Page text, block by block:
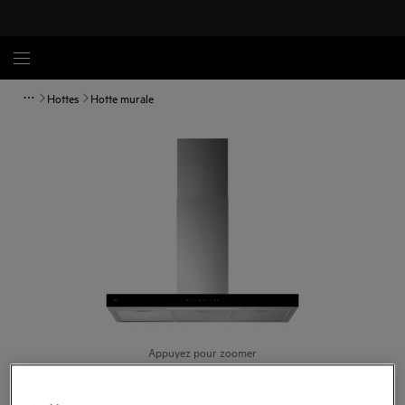
Hottes Hotte murale
Appuyez pour zoomer